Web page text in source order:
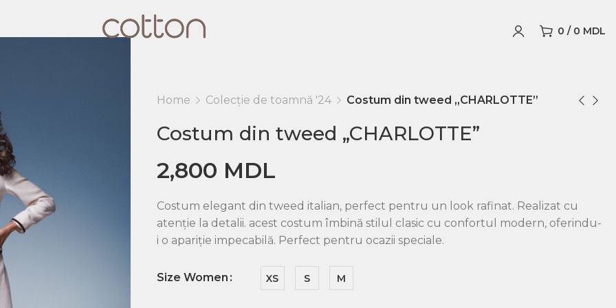
0 / 0 MDL
Home Colecție de toamnă '24 Costum din tweed „CHARLOTTE”
Costum din tweed „CHARLOTTE”
2,800 MDL
Costum elegant din tweed italian, perfect pentru un look rafinat. Realizat cu
atenție la detalii. acest costum îmbină stilul clasic cu confortul modern, oferindu-
i o apariție impecabilă. Perfect pentru ocazii speciale.
Size Women XS S M